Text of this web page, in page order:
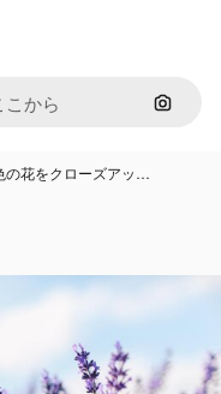
画像で
の花をクローズアッ…